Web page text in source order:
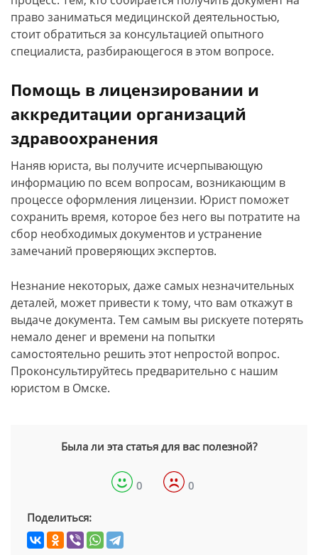
право заниматься медицинской деятельностью,
стоит обратиться за консультацией опытного
специалиста, разбирающегося в этом вопросе.
Помощь в лицензировании и
аккредитации организаций
здравоохранения
Наняв юриста, вы получите исчерпывающую
информацию по всем вопросам, возникающим в
процессе оформления лицензии. Юрист поможет
сохранить время, которое без него вы потратите на
сбор необходимых документов и устранение
замечаний проверяющих экспертов.
Незнание некоторых, даже самых незначительных
деталей, может привести к тому, что вам откажут в
выдаче документа. Тем самым вы рискуете потерять
немало денег и времени на попытки
самостоятельно решить этот непростой вопрос.
Проконсультируйтесь предварительно с нашим
юристом в Омске.
Была ли эта статья для вас полезной?
0 0
Поделиться: